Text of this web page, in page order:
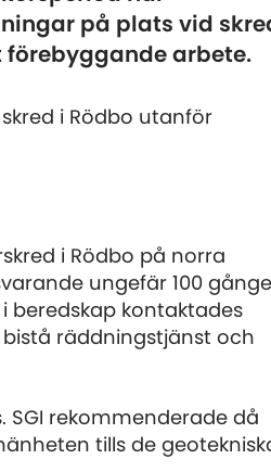
på plats vid
arbete.
i Rödbo utanför
i Rödbo på norra
ungefär 100
beredskap kontaktades
räddningstjänst och
SGI rekommenderade då
tills de